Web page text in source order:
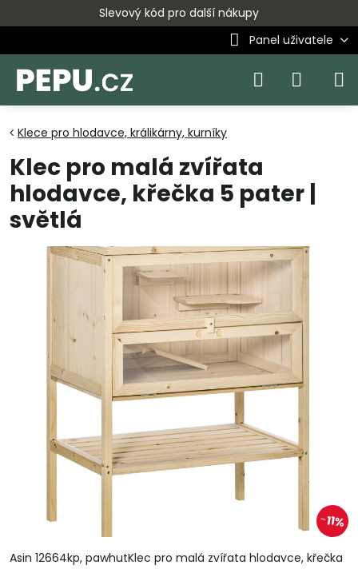
Slevový kód pro další nákupy
Panel uživatele
11%
Klece pro hlodavce, králikárny, kurníky
Klec pro malá zvířata
hlodavce, křečka 5 pater |
světlá
Asin 12664kp, pawhutKlec pro malá zvířata hlodavce, křečka